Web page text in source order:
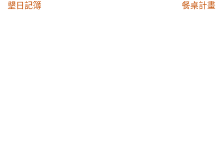
墾⽇記簿
餐桌計畫